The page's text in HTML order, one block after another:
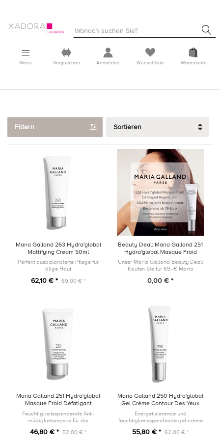
Menü Vergleichen Anmelden Wunschliste Warenkorb
Filtern Sortieren
Maria Galland 263 Hydra'global
Mattifying Cream 50ml
Perfekt ausbalancierte Pflege für
ölige Haut
62,10 € * 69,00 € *
Beauty Deal: Maria Galland 251
Hydra'global Masque Froid
Défatigant Regard 2ml
Unser Maria Galland Beauty Deal:
Kaufen Sie für 69,-€ Maria
Maske gratis zu Ihrer Bestellung
0,00 € *
Maria Galland 251 Hydra'global
Masque Froid Défatigant
Regard 30ml
Feuchtigkeitsspendende Anti-
müdigkeitsmaske für die
46,80 € * 52,00 € *
Maria Galland 250 Hydra'global
Gel Crème Contour Des Yeux
15ml
Energetisierende und
feuchtigkeitsspendende gel-crème
55,80 € * 62,00 € *